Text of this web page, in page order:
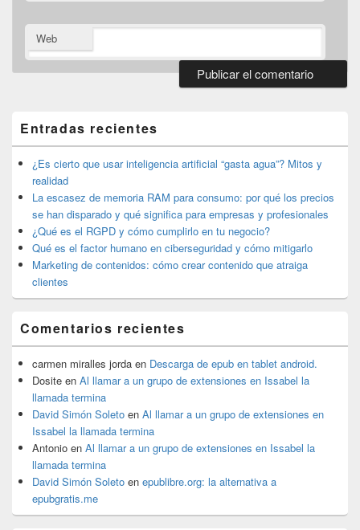
Web
widget
barra
lateral
primaria
Entradas recientes
¿Es cierto que usar inteligencia artificial “gasta agua”? Mitos y
realidad
La escasez de memoria RAM para consumo: por qué los precios
se han disparado y qué significa para empresas y profesionales
¿Qué es el RGPD y cómo cumplirlo en tu negocio?
Qué es el factor humano en ciberseguridad y cómo mitigarlo
Marketing de contenidos: cómo crear contenido que atraiga
clientes
Comentarios recientes
carmen miralles jorda en Descarga de epub en tablet android.
Dosite en Al llamar a un grupo de extensiones en Issabel la
llamada termina
David Simón Soleto en Al llamar a un grupo de extensiones en
Issabel la llamada termina
Antonio en Al llamar a un grupo de extensiones en Issabel la
llamada termina
David Simón Soleto en epublibre.org: la alternativa a
epubgratis.me